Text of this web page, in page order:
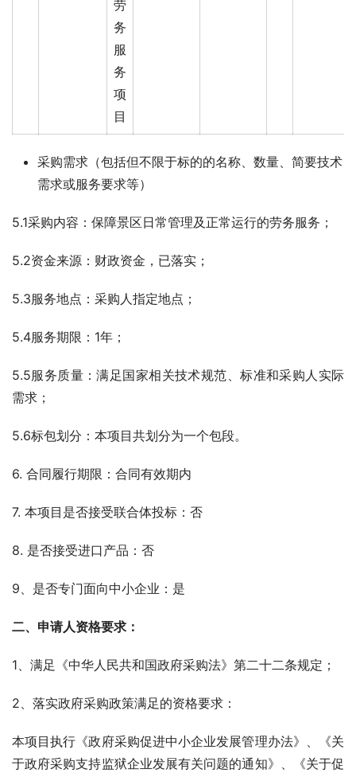
劳
务
服
务
项
目
采购需求（包括但不限于标的的名称、数量、简要技术
需求或服务要求等）
5.1采购内容：保障景区日常管理及正常运行的劳务服务；
5.2资金来源：财政资金，已落实；
5.3服务地点：采购人指定地点；
5.4服务期限：1年；
5.5服务质量：满足国家相关技术规范、标准和采购人实际
需求；
5.6标包划分：本项目共划分为一个包段。
6. 合同履行期限：合同有效期内
7. 本项目是否接受联合体投标：否
8. 是否接受进口产品：否
9、是否专门面向中小企业：是
二、申请人资格要求：
1、满足《中华人民共和国政府采购法》第二十二条规定；
2、落实政府采购政策满足的资格要求：
本项目执行《政府采购促进中小企业发展管理办法》、《关
于政府采购支持监狱企业发展有关问题的通知》、《关于促